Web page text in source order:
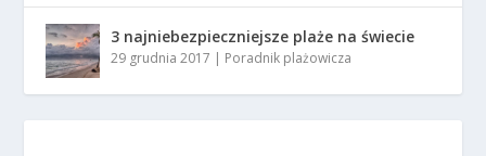
3 najniebezpieczniejsze plaże na świecie
29 grudnia 2017 Poradnik plażowicza